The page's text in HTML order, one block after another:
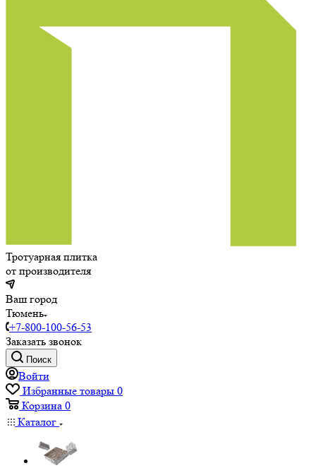
Тротуарная плитка
от производителя
Ваш город
Тюмень
+7-800-100-56-53
Заказать звонок
Поиск
Войти
Избранные товары 0
Корзина 0
Каталог